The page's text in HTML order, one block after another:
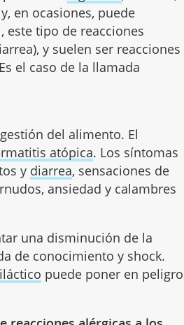
en ocasiones, puede
este tipo de reacciones
y suelen ser reacciones
el caso de la llamada
del alimento. El
atópica. Los síntomas
y diarrea, sensaciones de
ansiedad y calambres
una disminución de la
de conocimiento y shock.
puede poner en peligro